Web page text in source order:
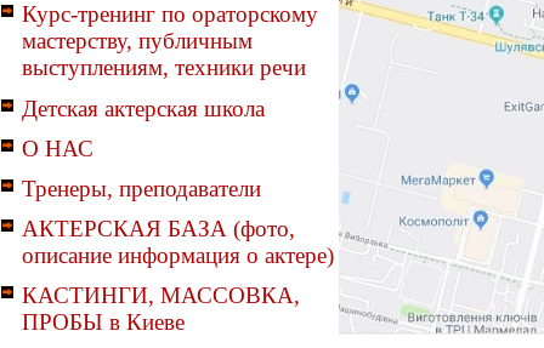
Курс-тренинг по ораторскому
мастерству, публичным
выступлениям, техники речи
Детская актерская школа
О НАС
Тренеры, преподаватели
АКТЕРСКАЯ БАЗА (фото,
описание информация о актере)
КАСТИНГИ, МАССОВКА,
ПРОБЫ в Киеве